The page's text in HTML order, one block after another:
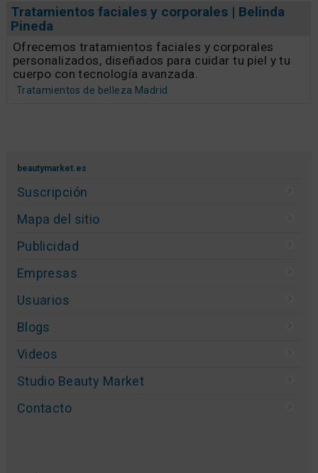
Tratamientos faciales y corporales | Belinda
Pineda
Ofrecemos tratamientos faciales y corporales
personalizados, diseñados para cuidar tu piel y tu
cuerpo con tecnología avanzada.
Tratamientos de belleza Madrid
beautymarket.es
Suscripción
Mapa del sitio
Publicidad
Empresas
Usuarios
Blogs
Videos
Studio Beauty Market
Contacto